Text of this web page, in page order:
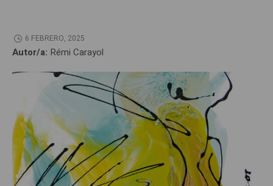
6 FEBRERO, 2025
Autor/a: Rémi Carayol